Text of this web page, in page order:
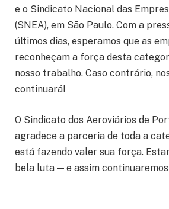
e o Sindicato Nacional das
(SNEA), em São Paulo. Com a
últimos dias, esperamos que as
reconheçam a força desta
nosso trabalho. Caso contrário,
continuará!
O Sindicato dos Aeroviários de
agradece a parceria de toda a
está fazendo valer sua força.
bela luta — e assim